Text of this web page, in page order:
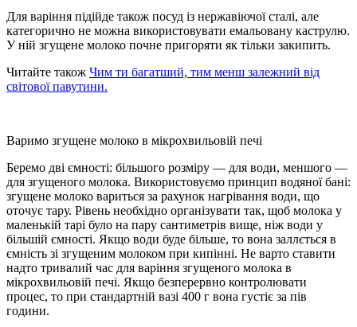
Для варіння підійде також посуд із нержавіючої сталі, але
категорично не можна використовувати емальовану каструлю.
У ній згущене молоко почне пригоряти як тільки закипить.
Читайте також Чим ти багатший, тим менш залежний від
світової павутини.
Варимо згущене молоко в мікрохвильовій печі
Беремо дві ємності: більшого розміру — для води, меншого —
для згущеного молока. Використовуємо принцип водяної бані:
згущене молоко вариться за рахунок нагрівання води, що
оточує тару. Рівень необхідно організувати так, щоб молока у
маленькій тарі було на пару сантиметрів вище, ніж води у
більшій ємності. Якщо води буде більше, то вона заллється в
ємність зі згущеним молоком при кипінні. Не варто ставити
надто тривалий час для варіння згущеного молока в
мікрохвильовій печі. Якщо безперервно контролювати
процес, то при стандартній вазі 400 г вона густіє за пів
години.